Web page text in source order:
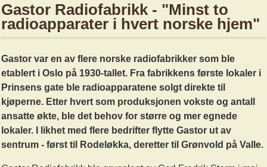
Gastor Radiofabrikk - "Minst to
radioapparater i hvert norske hjem"
Gastor var en av flere norske radiofabrikker som ble
etablert i Oslo på 1930-tallet. Fra fabrikkens første lokaler i
Prinsens gate ble radioapparatene solgt direkte til
kjøperne. Etter hvert som produksjonen vokste og antall
ansatte økte, ble det behov for større og mer egnede
lokaler. I likhet med flere bedrifter flytte Gastor ut av
sentrum - først til Rodeløkka, deretter til Grønvold på Valle.